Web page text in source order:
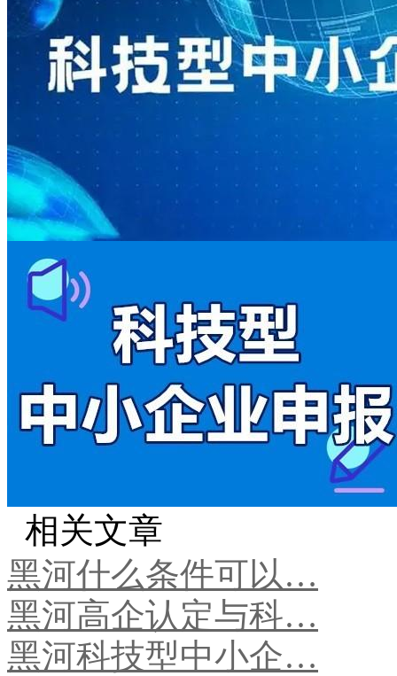
相关文章
黑河什么条件可以…
黑河高企认定与科…
黑河科技型中小企…